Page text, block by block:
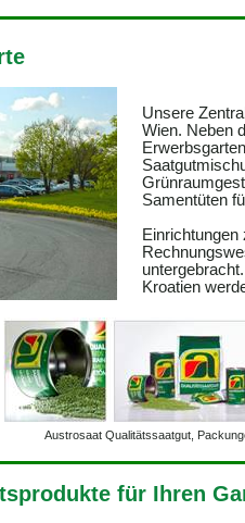
Unsere
Wien. Neben
Samentüten
Kroatien
Austrosaat Qualitätssaatgut,
für Ihren